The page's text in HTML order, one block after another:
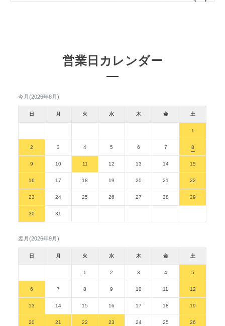
営業日カレンダー
今月(2026年8月)
日 月 火 水 木 金 土
1
2 3 4 5 6 7 8
9 10 11 12 13 14 15
16 17 18 19 20 21 22
23 24 25 26 27 28 29
30 31
翌月(2026年9月)
日 月 火 水 木 金 土
1 2 3 4 5
6 7 8 9 10 11 12
13 14 15 16 17 18 19
20 21 22 23 24 25 26